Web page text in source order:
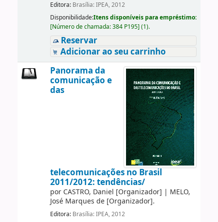
Editora: Brasília: IPEA, 2012
Disponibilidade:Itens disponíveis para empréstimo:
[Número de chamada:384 P195] (1).
Reservar
Adicionar ao seu carrinho
Panorama da
comunicação e
das
telecomunicações no Brasil
2011/2012: tendências/
por CASTRO, Daniel [Organizador] | MELO,
José Marques de[Organizador].
Editora: Brasília: IPEA, 2012